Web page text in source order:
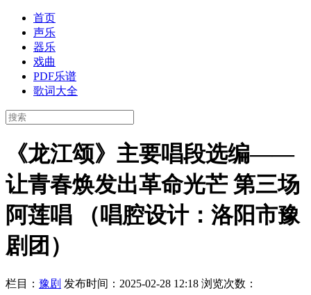
首页
声乐
器乐
戏曲
PDF乐谱
歌词大全
《龙江颂》主要唱段选编——
让青春焕发出革命光芒 第三场
阿莲唱 （唱腔设计：洛阳市豫
剧团）
栏目： 豫剧 发布时间：2025-02-28 12:18 浏览次数：